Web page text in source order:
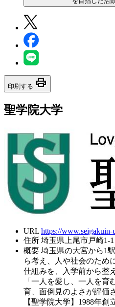
印刷する print
聖学院大学
URL https://www.seigakuin-
住所 埼玉県上尾市戸崎1-1
概要 埼玉県の大宮から1
ら考え、人や社会のため
仕組みを、入学前から整
「一人を愛し、一人を育
育、面倒見のよさが評価
【聖学院大学】1988年